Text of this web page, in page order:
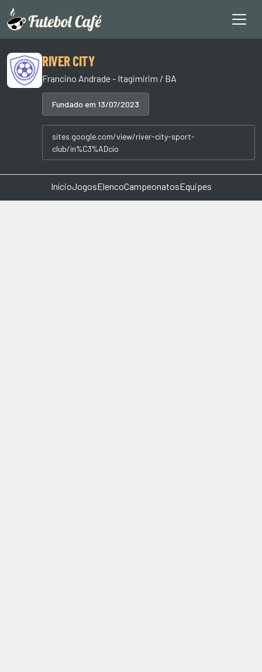
RIVER CITY
Francino Andrade - Itagimirim / BA
Fundado em 13/07/2023
sites.google.com/view/river-city-sport-
club/in%C3%ADcio
InícioJogosElencoCampeonatosEquipes